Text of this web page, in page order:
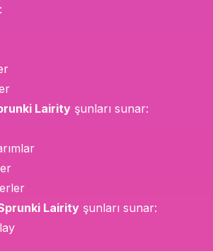
Lairity şunları sunar:
Lairity şunları sunar: